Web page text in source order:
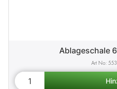
Ablageschale